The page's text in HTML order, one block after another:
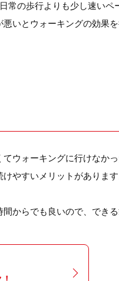
の歩行よりも少し速いペ
いとウォーキングの効果
ウォーキングに行けなか
やすいメリットがあります
からでも良いので、できる